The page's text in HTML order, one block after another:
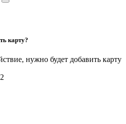
карту?
нужно будет добавить карту